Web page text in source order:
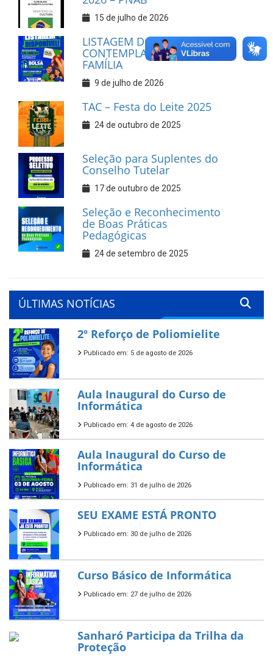
15 de julho de 2026
LISTAGEM DOS NOVOS
CONTEMPLADOS DO BOLSA
FAMÍLIA
9 de julho de 2026
TAC – Festa do Leite 2025
24 de outubro de 2025
Seleção para Suplentes do
Conselho Tutelar
17 de outubro de 2025
Seleção e Reconhecimento
de Boas Práticas
Pedagógicas
24 de setembro de 2025
ÚLTIMAS NOTÍCIAS
2º Reforço de Poliomielite
Publicado em: 5 de agosto de 2026
Aula Inaugural do Curso de
Informática
Publicado em: 4 de agosto de 2026
Aula Inaugural do Curso de
Informática
Publicado em: 31 de julho de 2026
SEU EXAME ESTÁ PRONTO
Publicado em: 30 de julho de 2026
Curso Básico de Informática
Publicado em: 27 de julho de 2026
Sanharó Participa da Trilha da
Proteção